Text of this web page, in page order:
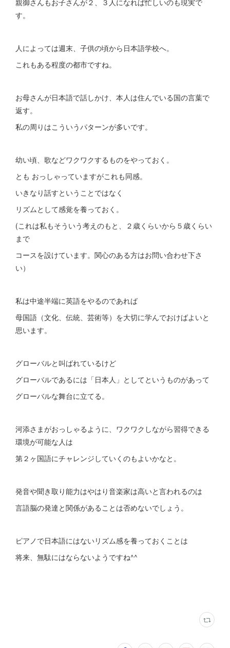
す。
人によっては週末、子供の頃から日本語学校へ。
これもある程度の都市ですね。
お母さんが日本語で話しかけ、本人は住んでいる国の言葉で
返す。
私の周りはこういうパターンが多いです。
幼い頃、歌などワクワクするものをやっておく。
とも おっしゃっていますがこれも同感。
いきなり話すということではなく
リズムとして感覚を養っておく。
(これは私もそういう考えのもと、２歳くらいから５歳くらい
まで
コースを設けています。関心のある方はお問い合わせ下さ
い）
私は中途半端に英語をやるのであれば
母国語（文化、伝統、芸術等）を大切に学んでおけばよいと
思います。
グローバルと叫ばれているけど
グローバルであるには「日本人」としてというものがあって
グローバルな舞台に立てる。
河添さまがおっしゃるように、ワクワクしながら習得できる
環境が可能な人は
第２ヶ国語にチャレンジしていくのもよいかなと。
発音や聞き取り能力はやはり音楽家は高いと言われるのは
言語脳の発達と関係があることは否めないでしょう。
ピアノで日本語にはないリズム感を養っておくことは
将来、無駄にはならないようですね^^